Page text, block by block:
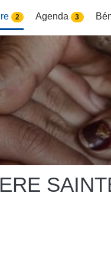
2 Agenda 3